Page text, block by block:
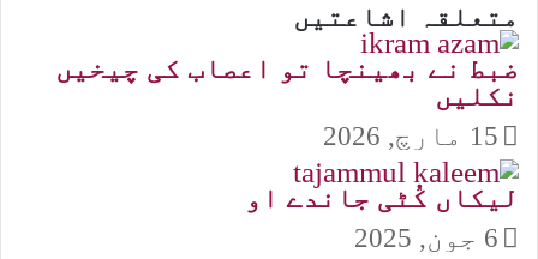
متعلقہ اشاعتیں
ضبط نے بھینچا تو اعصاب کی چیخیں
نکلیں
15 مارچ, 2026
لیکاں کُٹی جاندے او
6 جون, 2025